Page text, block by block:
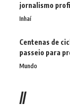
jornalismo
Inhaí
Centenas de
passeio para
Mundo
//